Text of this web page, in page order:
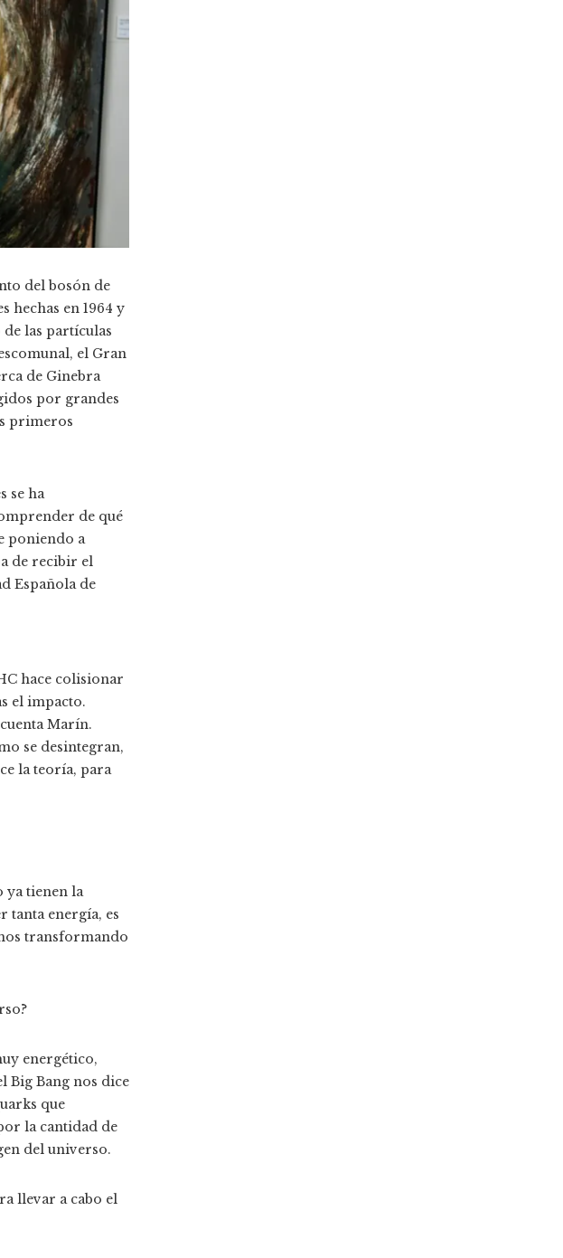
del bosón de
hechas en 1964 y
las partículas
el Gran
de Ginebra
por grandes
primeros
se ha
de qué
poniendo a
de recibir el
Española de
hace colisionar
el impacto.
Marín.
se desintegran,
la teoría, para
ya tienen la
tanta energía, es
transformando
energético,
Big Bang nos dice
que
la cantidad de
del universo.
llevar a cabo el